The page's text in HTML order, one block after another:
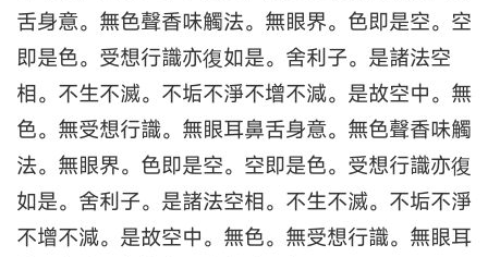
舌身意。無色聲香味觸法。無眼界。色即是空。空
即是色。受想行識亦復如是。舍利子。是諸法空
相。不生不滅。不垢不淨不增不減。是故空中。無
色。無受想行識。無眼耳鼻舌身意。無色聲香味觸
法。無眼界。色即是空。空即是色。受想行識亦復
如是。舍利子。是諸法空相。不生不滅。不垢不淨
不增不減。是故空中。無色。無受想行識。無眼耳